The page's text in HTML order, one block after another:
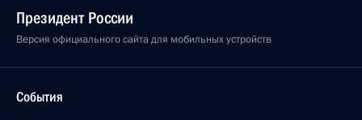
Президент России
Версия официального сайта для мобильных устройств
События